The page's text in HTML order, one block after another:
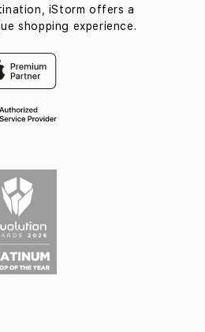
iStorm offers a
shopping experience.